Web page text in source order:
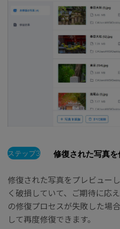
ステップ3 修復された写真を
修復された写真をプレビュー
く破損していて、ご期待に応
の修復プロセスが失敗した場
して再度修復できます。